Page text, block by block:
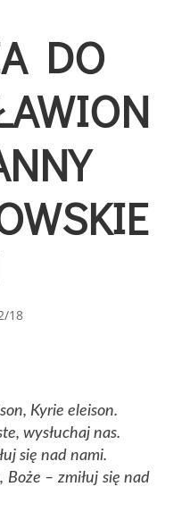
DO
18
Kyrie eleison.
wysłuchaj nas.
się nad nami.
– zmiłuj się nad